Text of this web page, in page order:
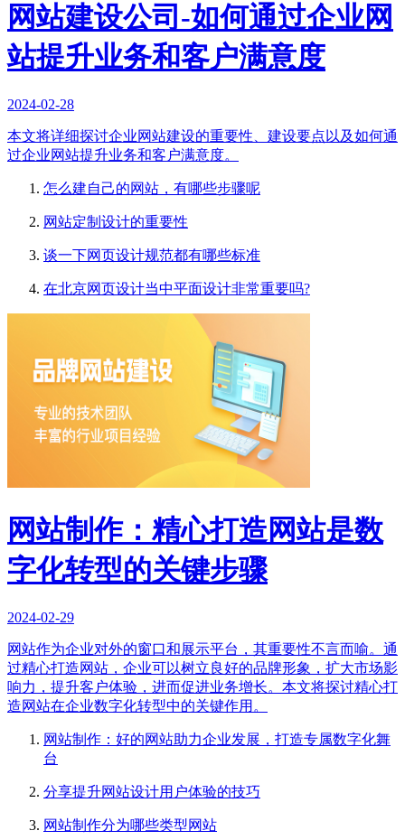
网站建设公司-如何通过企业网
站提升业务和客户满意度
2024-02-28
本文将详细探讨企业网站建设的重要性、建设要点以及如何通
过企业网站提升业务和客户满意度。
怎么建自己的网站，有哪些步骤呢
网站定制设计的重要性
谈一下网页设计规范都有哪些标准
在北京网页设计当中平面设计非常重要吗?
网站制作：精心打造网站是数
字化转型的关键步骤
2024-02-29
网站作为企业对外的窗口和展示平台，其重要性不言而喻。通
过精心打造网站，企业可以树立良好的品牌形象，扩大市场影
响力，提升客户体验，进而促进业务增长。本文将探讨精心打
造网站在企业数字化转型中的关键作用。
网站制作：好的网站助力企业发展，打造专属数字化舞
台
分享提升网站设计用户体验的技巧
网站制作分为哪些类型网站